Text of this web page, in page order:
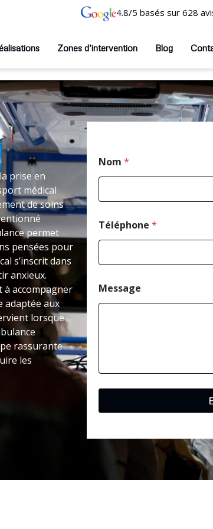
4.8/5 basés sur 628
Zones d’intervention Blog
prise en
médical
de soins
permet
pensées pour
s’inscrit dans
anxieux.
à accompagner
adaptée aux
lorsque
rassurante
les
Nom *
Téléphone *
Message